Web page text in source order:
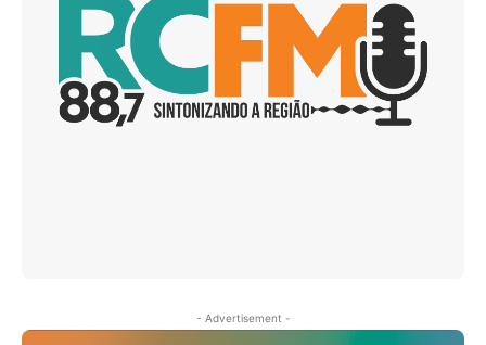
- Advertisement -